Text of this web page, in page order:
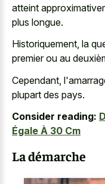
atteint
plus longue.
Historiquement, la
premier ou au
Cependant,
plupart des pays.
Consider reading:
Égale À 30 Cm
La démarche